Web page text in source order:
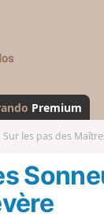
s
a
n
d
Premium
Sur les pas des